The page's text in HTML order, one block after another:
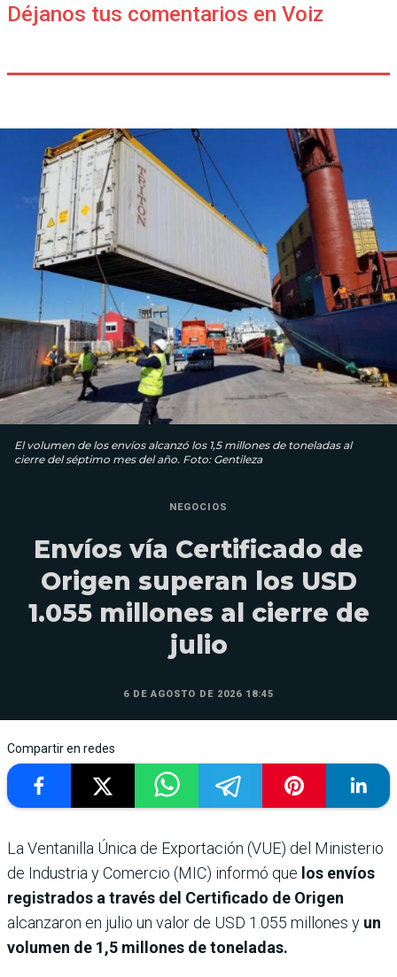
Déjanos tus comentarios en Voiz
El volumen de los envíos alcanzó los 1,5 millones de toneladas al
cierre del séptimo mes del año. Foto: Gentileza
NEGOCIOS
Envíos vía Certificado de
Origen superan los USD
1.055 millones al cierre de
julio
6 DE AGOSTO DE 2026 18:45
Compartir en redes
La Ventanilla Única de Exportación (VUE) del Ministerio
de Industria y Comercio (MIC) informó que los envíos
registrados a través del Certificado de Origen
alcanzaron en julio un valor de USD 1.055 millones y un
volumen de 1,5 millones de toneladas.